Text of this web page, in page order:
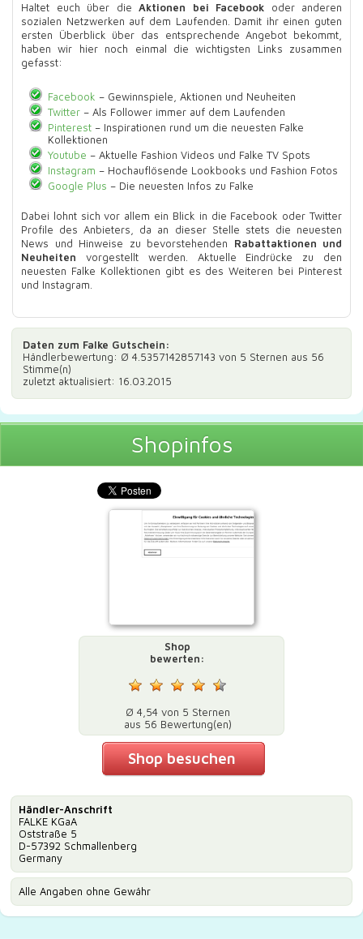
Haltet euch über die Aktionen bei Facebook oder anderen
sozialen Netzwerken auf dem Laufenden. Damit ihr einen guten
ersten Überblick über das entsprechende Angebot bekommt,
haben wir hier noch einmal die wichtigsten Links zusammen
gefasst:
Facebook – Gewinnspiele, Aktionen und Neuheiten
Twitter– Als Follower immer auf dem Laufenden
Pinterest– Inspirationen rund um die neuesten Falke
Kollektionen
Youtube – Aktuelle Fashion Videos und Falke TV Spots
Instagram – Hochauflösende Lookbooks und Fashion Fotos
Google Plus – Die neuesten Infos zu Falke
Dabei lohnt sich vor allem ein Blick in die Facebook oder Twitter
Profile des Anbieters, da an dieser Stelle stets die neuesten
News und Hinweise zu bevorstehenden Rabattaktionen und
Neuheiten vorgestellt werden. Aktuelle Eindrücke zu den
neuesten Falke Kollektionen gibt es des Weiteren bei Pinterest
und Instagram.
Daten zum Falke Gutschein:
Händlerbewertung: Ø 4.5357142857143 von 5 Sternen aus 56
Stimme(n)
zuletzt aktualisiert: 16.03.2015
Shopinfos
Shop
bewerten:
Ø 4,54 von 5 Sternen
aus 56 Bewertung(en)
Shop besuchen
Händler-Anschrift
FALKE KGaA
Oststraße 5
D-57392 Schmallenberg
Germany
Alle Angaben ohne Gewähr